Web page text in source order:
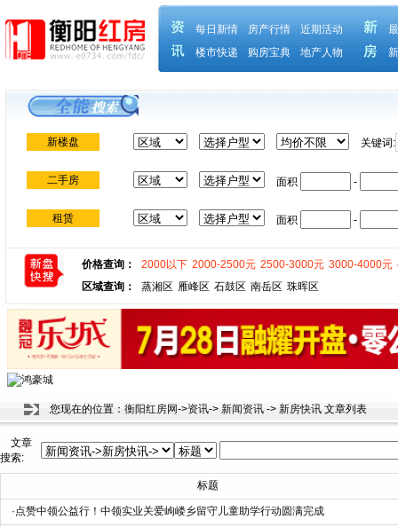
每日新情 房产行情
近期活动
楼市快递
购房宝典 地产人物
新楼盘 关键词:
二手房 面积 -
租赁 面积 -
价格查询： 2000以下 2000-2500元 2500-3000元 3000-4000元
区域查询：
蒸湘区 雁峰区 石鼓区 南岳区 珠晖区
您现在的位置： 衡阳红房网->资讯-> 新闻资讯 -> 新房快讯 文章列表
文章
搜索:
标题
·点赞中领公益行！中领实业关爱岣嵝乡留守儿童助学行动圆满完成